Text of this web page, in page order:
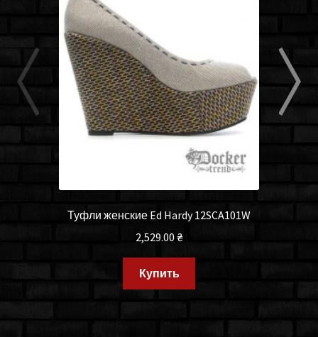
Туфли женские Ed Hardy 12SCA101W
2,529.00₴
Купить